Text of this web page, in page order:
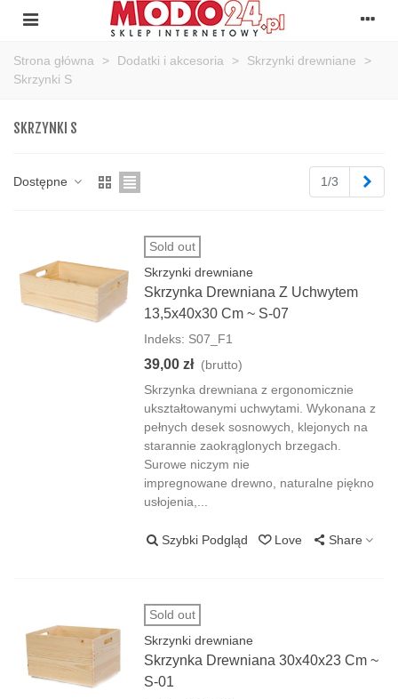
Strona główna > Dodatki i akcesoria > Skrzynki drewniane
>
Skrzynki S
SKRZYNKI S
Dostępne 1/3
Sold out
Skrzynki drewniane
Skrzynka Drewniana Z Uchwytem
13,5x40x30 Cm ~ S-07
Indeks: S07_F1
39,00 zł (brutto)
Skrzynka drewniana z ergonomicznie
ukształtowanymi uchwytami. Wykonana z
pełnych desek sosnowych, klejonych na
starannie zaokrąglonych brzegach.
Surowe niczym nie
impregnowane drewno, naturalne piękno
usłojenia,...
Szybki Podgląd Love Share
Sold out
Skrzynki drewniane
Skrzynka Drewniana 30x40x23 Cm ~
S-01